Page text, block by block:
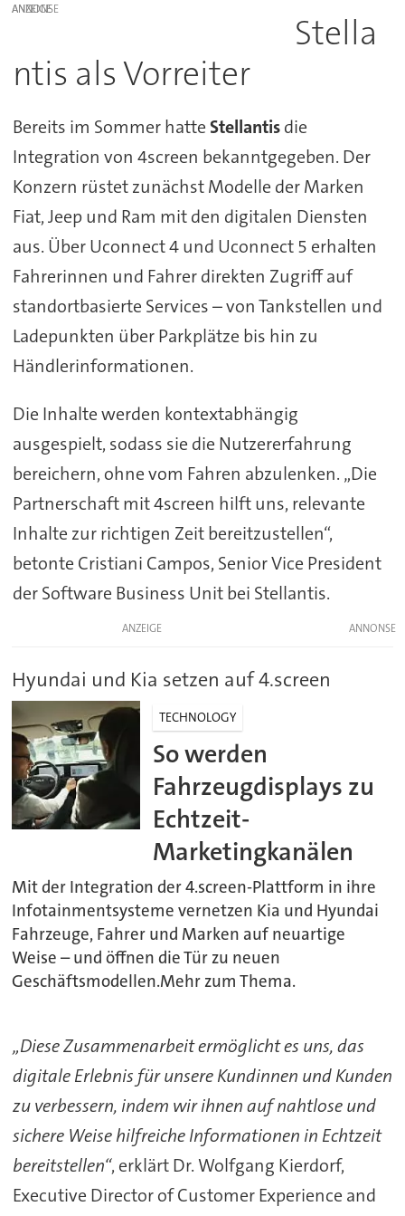
ANZEIGE
Stella
ntis als Vorreiter
Bereits im Sommer hatteStellantisdie
Integration von 4screen bekanntgegeben. Der
Konzern rüstet zunächst Modelle der Marken
Fiat, Jeep und Ram mit den digitalen Diensten
aus. Über Uconnect 4 und Uconnect 5 erhalten
Fahrerinnen und Fahrer direkten Zugriff auf
standortbasierte Services – von Tankstellen und
Ladepunkten über Parkplätze bis hin zu
Händlerinformationen.
Die Inhalte werden kontextabhängig
ausgespielt, sodass sie die Nutzererfahrung
bereichern, ohne vom Fahren abzulenken. „Die
Partnerschaft mit 4screen hilft uns, relevante
Inhalte zur richtigen Zeit bereitzustellen“,
betonte Cristiani Campos, Senior Vice President
der Software Business Unit bei Stellantis.
ANZEIGE
Hyundai und Kia setzen auf 4.screen
TECHNOLOGY
So werden
Fahrzeugdisplays zu
Echtzeit-
Marketingkanälen
Mit der Integration der 4.screen-Plattform in ihre
Infotainmentsysteme vernetzen Kia und Hyundai
Fahrzeuge, Fahrer und Marken auf neuartige
Weise – und öffnen die Tür zu neuen
Geschäftsmodellen.Mehr zum Thema.
„Diese Zusammenarbeit ermöglicht es uns, das
digitale Erlebnis für unsere Kundinnen und Kunden
zu verbessern, indem wir ihnen auf nahtlose und
sichere Weise hilfreiche Informationen in Echtzeit
bereitstellen“, erklärt Dr. Wolfgang Kierdorf,
Executive Director of Customer Experience and